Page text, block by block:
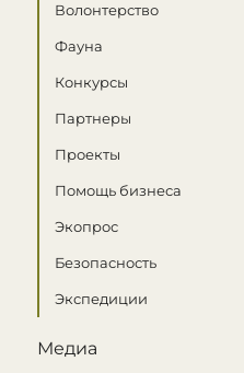
Волонтерство
Фауна
Конкурсы
Партнеры
Проекты
Помощь бизнеса
Экопрос
Безопасность
Экспедиции
Медиа